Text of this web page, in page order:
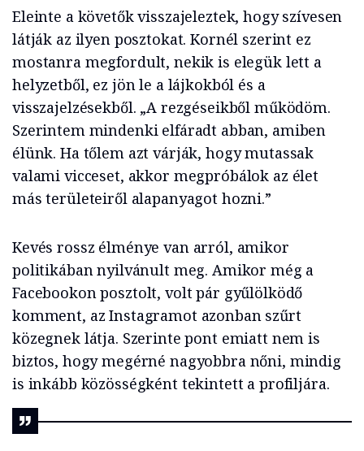
Eleinte a követők visszajeleztek, hogy szívesen
látják az ilyen posztokat. Kornél szerint ez
mostanra megfordult, nekik is elegük lett a
helyzetből, ez jön le a lájkokból és a
visszajelzésekből. „A rezgéseikből működöm.
Szerintem mindenki elfáradt abban, amiben
élünk. Ha tőlem azt várják, hogy mutassak
valami vicceset, akkor megpróbálok az élet
más területeiről alapanyagot hozni.”
Kevés rossz élménye van arról, amikor
politikában nyilvánult meg. Amikor még a
Facebookon posztolt, volt pár gyűlölködő
komment, az Instagramot azonban szűrt
közegnek látja. Szerinte pont emiatt nem is
biztos, hogy megérné nagyobbra nőni, mindig
is inkább közösségként tekintett a profiljára.